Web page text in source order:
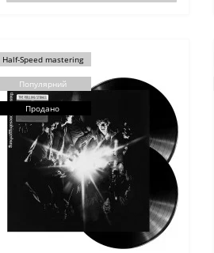
Half-Speed mastering
Популярний
Продано